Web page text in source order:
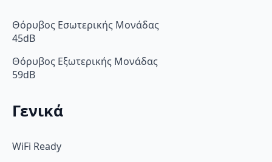
Θόρυβος Εσωτερικής Μονάδας
45dB
Θόρυβος Εξωτερικής Μονάδας
59dB
Γενικά
WiFi Ready